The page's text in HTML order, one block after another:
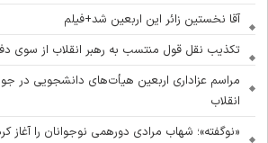
آقا نخستین زائر این اربعین شد+فیلم
تکذیب نقل قول منتسب به رهبر انقلاب از سوی
مراسم عزاداری اربعین هیأت‌های دانشجویی در
انقلاب
«نوگفته»؛ شهاب مرادی دورهمی نوجوانان را آغاز کرد